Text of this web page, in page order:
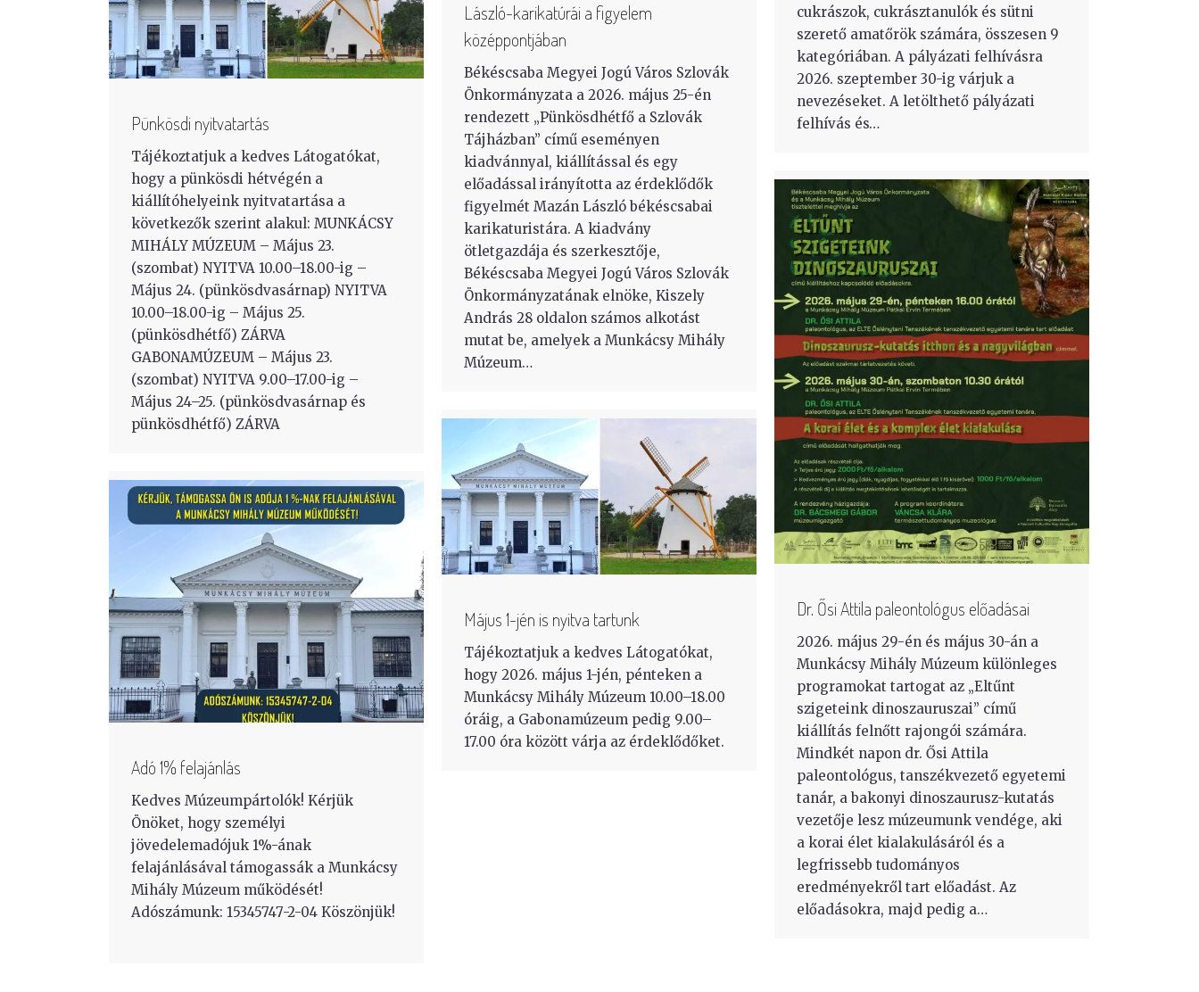
cukrászok, cukrásztanulók és sütni
szerető amatőrök számára, összesen 9
kategóriában. A pályázati felhívásra
2026. szeptember 30-ig várjuk a
nevezéseket. A letölthető pályázati
felhívás és…
László-karikatúrái a figyelem
középpontjában
Békéscsaba Megyei Jogú Város Szlovák
Önkormányzata a 2026. május 25-én
rendezett „Pünkösdhétfő a Szlovák
Tájházban” című eseményen
kiadvánnyal, kiállítással és egy
előadással irányította az érdeklődők
figyelmét Mazán László békéscsabai
karikaturistára. A kiadvány
ötletgazdája és szerkesztője,
Békéscsaba Megyei Jogú Város Szlovák
Önkormányzatának elnöke, Kiszely
András 28 oldalon számos alkotást
mutat be, amelyek a Munkácsy Mihály
Múzeum…
Pünkösdi nyitvatartás
Tájékoztatjuk a kedves Látogatókat,
hogy a pünkösdi hétvégén a
kiállítóhelyeink nyitvatartása a
következők szerint alakul: MUNKÁCSY
MIHÁLY MÚZEUM – Május 23.
(szombat) NYITVA 10.00–18.00-ig –
Május 24. (pünkösdvasárnap) NYITVA
10.00–18.00-ig – Május 25.
(pünkösdhétfő) ZÁRVA
GABONAMÚZEUM – Május 23.
(szombat) NYITVA 9.00–17.00-ig –
Május 24–25. (pünkösdvasárnap és
pünkösdhétfő) ZÁRVA
Dr. Ősi Attila paleontológus előadásai
2026. május 29-én és május 30-án a
Munkácsy Mihály Múzeum különleges
programokat tartogat az „Eltűnt
szigeteink dinoszauruszai” című
kiállítás felnőtt rajongói számára.
Mindkét napon dr. Ősi Attila
paleontológus, tanszékvezető egyetemi
tanár, a bakonyi dinoszaurusz-kutatás
vezetője lesz múzeumunk vendége, aki
a korai élet kialakulásáról és a
legfrissebb tudományos
eredményekről tart előadást. Az
előadásokra, majd pedig a…
Május 1-jén is nyitva tartunk
Tájékoztatjuk a kedves Látogatókat,
hogy 2026. május 1-jén, pénteken a
Munkácsy Mihály Múzeum 10.00–18.00
óráig, a Gabonamúzeum pedig 9.00–
17.00 óra között várja az érdeklődőket.
Adó 1% felajánlás
Kedves Múzeumpártolók! Kérjük
Önöket, hogy személyi
jövedelemadójuk 1%-ának
felajánlásával támogassák a Munkácsy
Mihály Múzeum működését!
Adószámunk: 15345747-2-04 Köszönjük!